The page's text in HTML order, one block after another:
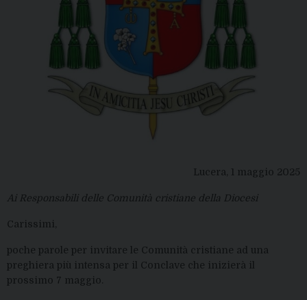
Lucera, 1 maggio 2025
Ai Responsabili delle Comunità cristiane della Diocesi
Carissimi,
poche parole per invitare le Comunità cristiane ad una
preghiera più intensa per il Conclave che inizierà il
prossimo 7 maggio.